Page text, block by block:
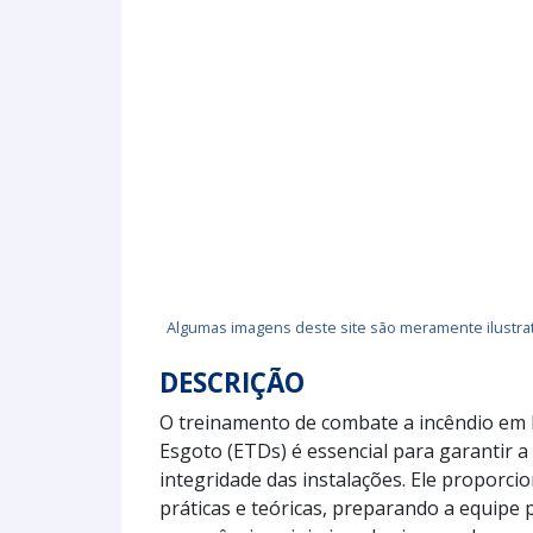
Algumas imagens deste site são meramente
DESCRIÇÃO
O treinamento de combate a incêndio
Esgoto (ETDs) é essencial para garantir
integridade das instalações. Ele
práticas e teóricas, preparando a equipe